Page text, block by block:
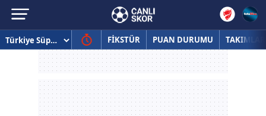
FİKSTÜR PUAN DURUMU TAKIMLAR